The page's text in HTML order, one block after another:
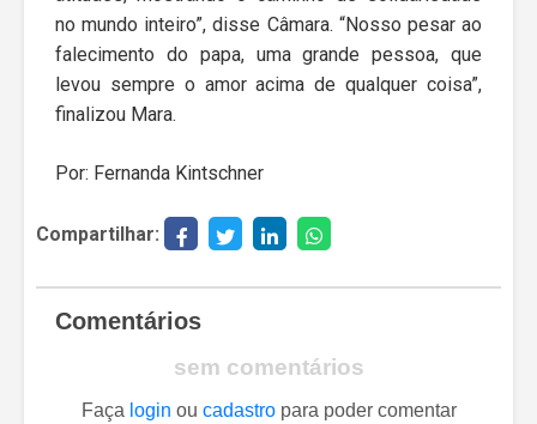
no mundo inteiro”, disse Câmara. “Nosso pesar ao
falecimento do papa, uma grande pessoa, que
levou sempre o amor acima de qualquer coisa”,
finalizou Mara.
Por: Fernanda Kintschner
Compartilhar:
Comentários
sem comentários
Faça login ou cadastropara poder comentar